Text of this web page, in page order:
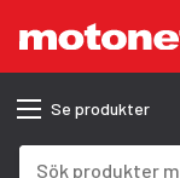
Se produkter